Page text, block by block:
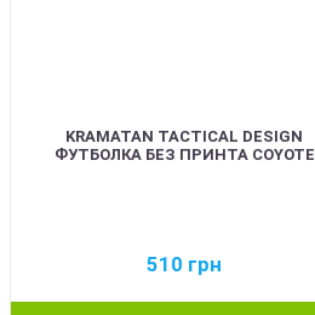
KRAMATAN TACTICAL DESIGN
ФУТБОЛКА БЕЗ ПРИНТА COYOTE
510 грн